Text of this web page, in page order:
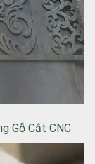
Gỗ Cắt CNC